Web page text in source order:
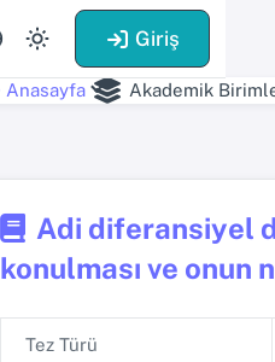
Giriş
Anasayfa Akademik
Adi diferansiyel
konulması ve onun
Tez Türü